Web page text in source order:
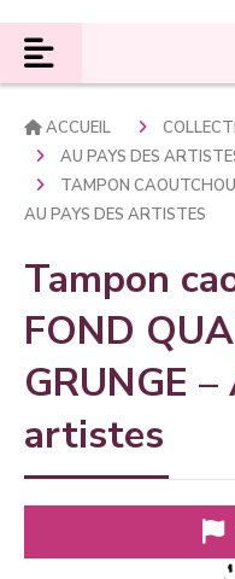
ACCUEIL
AU PAYS DES
TAMPON
AU PAYS DES ARTISTES
Tampon
FOND
GRUNGE
artistes